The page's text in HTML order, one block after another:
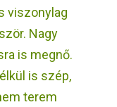
viszonylag
Nagy
is megnő.
is szép,
terem